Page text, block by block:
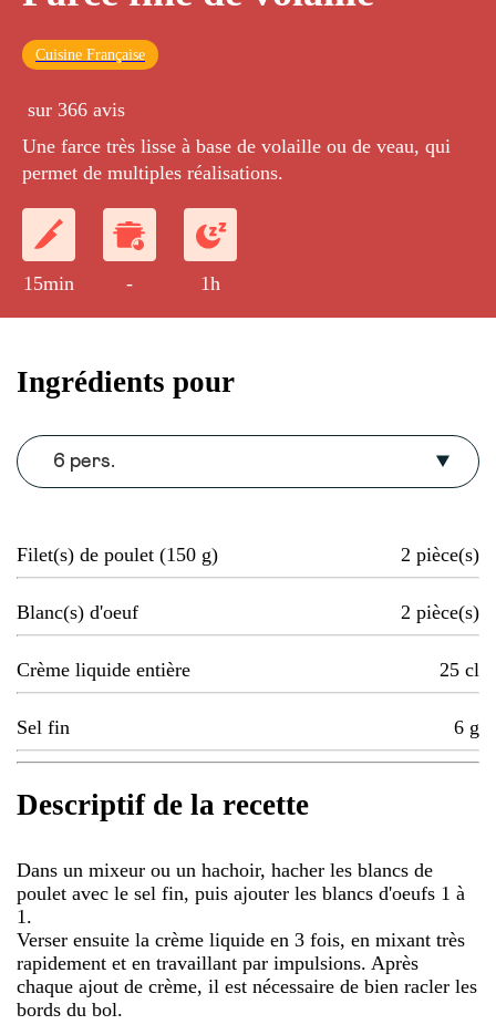
Cuisine Française
sur 366 avis
Une farce très lisse à base de volaille ou de veau, qui
permet de multiples réalisations.
15min - 1h
Ingrédients pour
6 pers.
Filet(s) de poulet (150 g) 2 pièce(s)
Blanc(s) d'oeuf 2 pièce(s)
Crème liquide entière 25 cl
Sel fin 6 g
Descriptif de la recette
Dans un mixeur ou un hachoir, hacher les blancs de
poulet avec le sel fin, puis ajouter les blancs d'oeufs 1 à
1.
Verser ensuite la crème liquide en 3 fois, en mixant très
rapidement et en travaillant par impulsions. Après
chaque ajout de crème, il est nécessaire de bien racler les
bords du bol.